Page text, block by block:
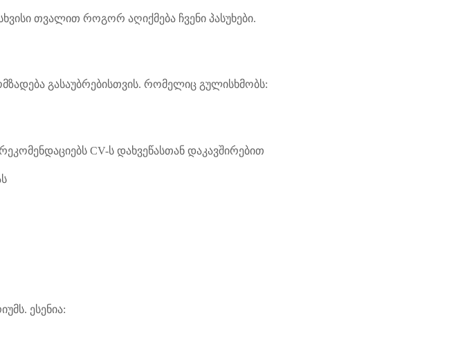
თვალით როგორ აღიქმება ჩვენი პასუხები.
გასაუბრებისთვის. რომელიც გულისხმობს:
CV-ს დახვეწასთან დაკავშირებით
ესენია: